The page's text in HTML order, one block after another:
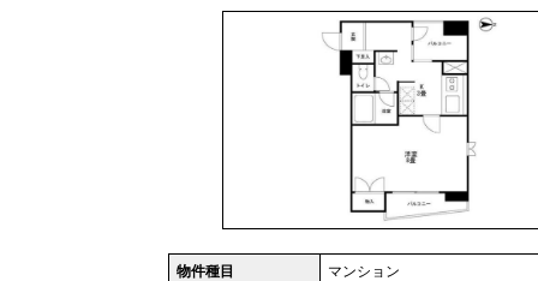
物件種目 マンション